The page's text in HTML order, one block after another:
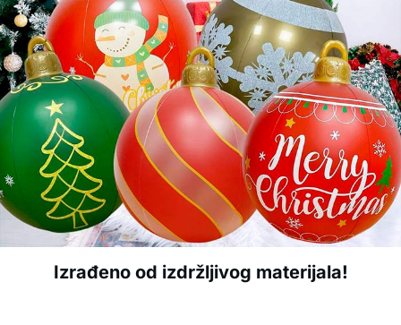
Izrađeno od izdržljivog materijala!